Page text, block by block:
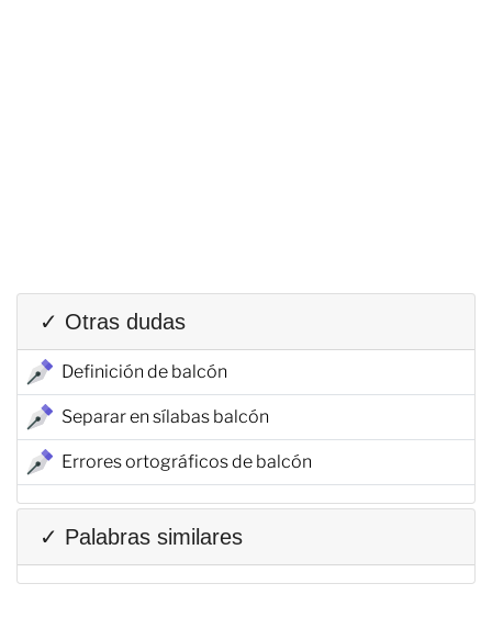
✓ Otras dudas
Definición de balcón
Separar en sílabas balcón
Errores ortográficos de balcón
✓ Palabras similares